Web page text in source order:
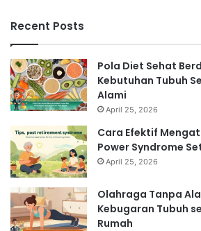
Recent Posts
Pola Diet Sehat
Kebutuhan Tubuh
Alami
April 25, 2026
Cara Efektif
Power Syndrome
April 25, 2026
Olahraga Tanpa
Kebugaran Tubuh
Rumah